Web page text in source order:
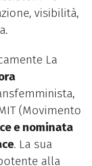
visibilità,
La
(Movimento
e nominata
. La sua
alla